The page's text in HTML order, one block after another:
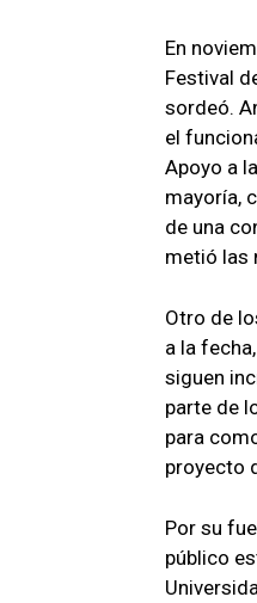
En
Festival
sordeó.
el
Apoyo a
mayoría,
de una
metió las
Otro de
a la
siguen
parte de
para
proyecto
Por su
público